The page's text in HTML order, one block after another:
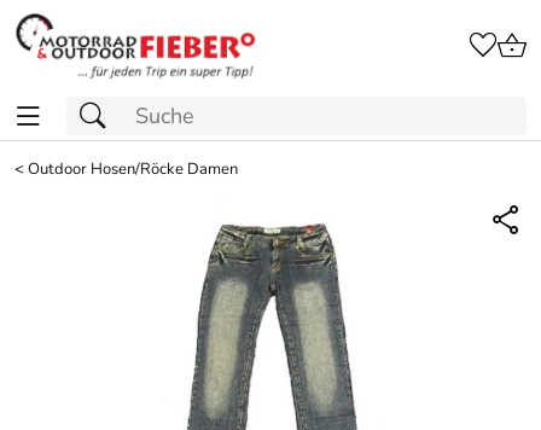
<Outdoor Hosen/Röcke Damen